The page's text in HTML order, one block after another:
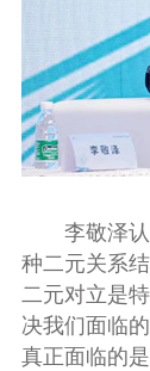
李敬泽认为
种二元关系
二元对立是
决我们面临
真正面临的